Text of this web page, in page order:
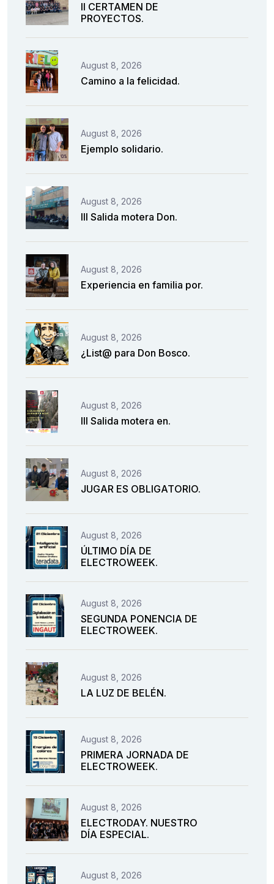
II CERTAMEN DE
PROYECTOS.
August 8, 2026
Camino a la felicidad.
August 8, 2026
Ejemplo solidario.
August 8, 2026
III Salida motera Don.
August 8, 2026
Experiencia en familia por.
August 8, 2026
¿List@ para Don Bosco.
August 8, 2026
III Salida motera en.
August 8, 2026
JUGAR ES OBLIGATORIO.
August 8, 2026
ÚLTIMO DÍA DE
ELECTROWEEK.
August 8, 2026
SEGUNDA PONENCIA DE
ELECTROWEEK.
August 8, 2026
LA LUZ DE BELÉN.
August 8, 2026
PRIMERA JORNADA DE
ELECTROWEEK.
August 8, 2026
ELECTRODAY. NUESTRO
DÍA ESPECIAL.
August 8, 2026